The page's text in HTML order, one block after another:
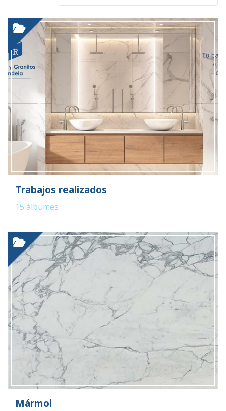
Trabajos realizados
15 álbumes
Mármol